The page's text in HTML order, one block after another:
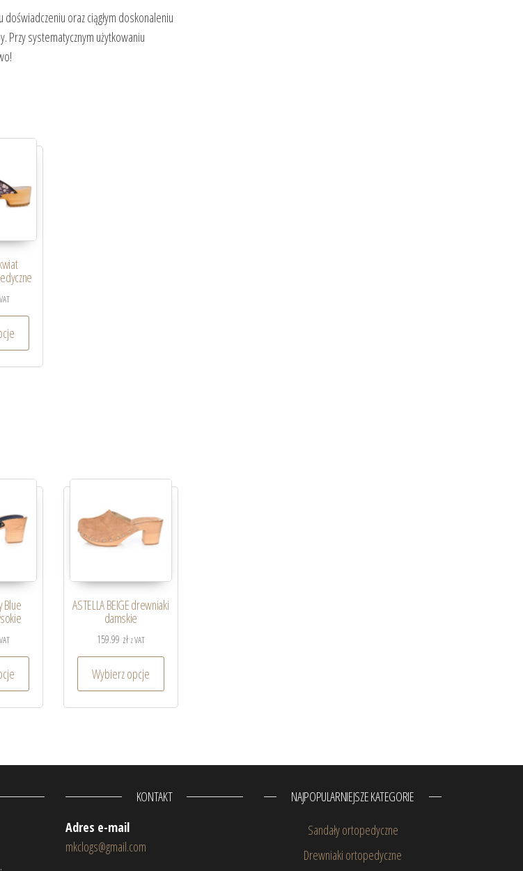
oraz ciągłym doskonaleniu
systematycznym użytkowaniu
Blue ASTELLA BEIGE drewniaki
damskie
159.99 zł z VAT
Wybierz opcje
KONTAKT
Adres e-mail
mkclogs@gmail.com
NAJPOPULARNIEJSZE KATEGORIE
Sandały ortopedyczne
Drewniaki ortopedyczne